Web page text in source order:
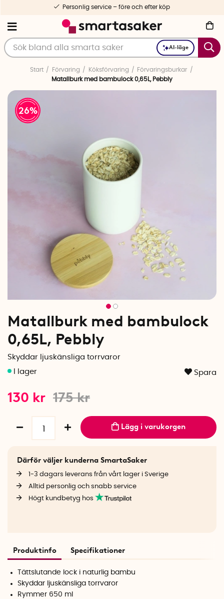
AI-läge
Personlig service – före och efter köp
Start Förvaring Köksförvaring
Förvaringsburkar
Matallburk med bambulock 0,65L, Pebbly
26
Matallburk med bambulock
0,65L, Pebbly
Skyddar ljuskänsliga torrvaror
Spara
175kr
130 kr
Lägg i varukorgen
Därför väljer kunderna SmartaSaker
1-3 dagars leverans från vårt lager i Sverige
Alltid personlig och snabb service
Högt kundbetyg hos
Produktinfo Specifikationer
Tättslutande lock i naturlig bambu
Skyddar ljuskänsliga torrvaror
Rymmer 650 ml